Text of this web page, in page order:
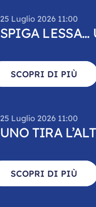
25 Luglio 2026 11:00
SPIGA LESSA…
SCOPRI DI PIÙ
25 Luglio 2026 11:00
UNO TIRA
SCOPRI DI PIÙ